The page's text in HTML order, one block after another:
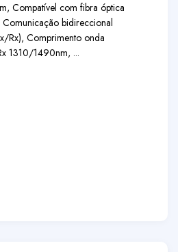
Compatível com fibra óptica
bidireccional
Rx), Comprimento onda
1310/1490nm, ...